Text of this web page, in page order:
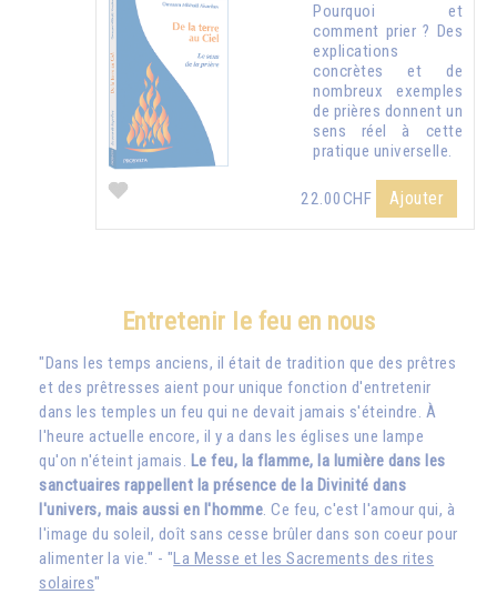
Pourquoi et
comment prier ? Des
explications
concrètes et de
nombreux exemples
de prières donnent un
sens réel à cette
pratique universelle.
22.00CHF Ajouter
Entretenir le feu en nous
"Dans les temps anciens, il était de tradition que des prêtres
et des prêtresses aient pour unique fonction d'entretenir
dans les temples un feu qui ne devait jamais s'éteindre. À
l'heure actuelle encore, il y a dans les églises une lampe
qu'on n'éteint jamais. Le feu, la flamme, la lumière dans les
sanctuaires rappellent la présence de la Divinité dans
l'univers, mais aussi en l'homme. Ce feu, c'est l'amour qui, à
l'image du soleil, doît sans cesse brûler dans son coeur pour
alimenter la vie." - "La Messe et les Sacrements des rites
solaires"